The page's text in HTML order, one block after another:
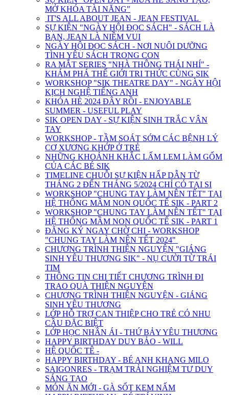
MỞ KHÓA TÀI NĂNG"
IT'S ALL ABOUT JEAN - JEAN FESTIVAL
SỰ KIỆN "NGÀY HỘI ĐỌC SÁCH" - SÁCH LÀ
BẠN, JEAN LÀ NIỀM VUI
NGÀY HỘI ĐỌC SÁCH - NƠI NUÔI DƯỠNG
TÌNH YÊU SÁCH TRONG CON
RA MẮT SERIES "NHÀ THÔNG THÁI NHÍ" -
KHÁM PHÁ THẾ GIỚI TRI THỨC CÙNG SIK
WORKSHOP "SIK THEATRE DAY" - NGÀY HỘI
KỊCH NGHỆ TIẾNG ANH
KHÓA HÈ 2024 ĐÂY RỒI - ENJOYABLE
SUMMER - USEFUL PLAY
SIK OPEN DAY - SỰ KIỆN SINH TRẮC VÂN
TAY
WORKSHOP - TẦM SOÁT SỚM CÁC BỆNH LÝ
CƠ XƯƠNG KHỚP Ở TRẺ
NHỮNG KHOẢNH KHẮC LẤM LEM LÀM GỐM
CỦA CÁC BÉ SIK
TIMELINE CHUỖI SỰ KIỆN HẤP DẪN TỪ
THÁNG 2 ĐẾN THÁNG 5/2024 CHỈ CÓ TẠI SI
WORKSHOP "CHUNG TAY LÀM NÊN TẾT" TẠI
HỆ THỐNG MẦM NON QUỐC TẾ SIK - PART 2
WORKSHOP "CHUNG TAY LÀM NÊN TẾT" TẠI
HỆ THỐNG MẦM NON QUỐC TẾ SIK - PART 1
ĐĂNG KÝ NGAY CHỜ CHI - WORKSHOP
"CHUNG TAY LÀM NÊN TẾT 2024"
CHƯƠNG TRÌNH THIỆN NGUYỆN "GIÁNG
SINH YÊU THƯƠNG SIK" - NỤ CƯỜI TỪ TRÁI
TIM
THÔNG TIN CHI TIẾT CHƯƠNG TRÌNH ĐI
TRAO QUÀ THIỆN NGUYỆN
CHƯƠNG TRÌNH THIỆN NGUYỆN - GIÁNG
SINH YÊU THƯƠNG
LỚP HỖ TRỢ CAN THIỆP CHO TRẺ CÓ NHU
CẦU ĐẶC BIỆT
LỚP HỌC NHÂN ÁI - THỨ BẢY YÊU THƯƠNG
HAPPY BIRTHDAY DUY BẢO - WILL
HỆ QUỐC TÊ -
HAPPY BIRTHDAY - BÉ ANH KHANG MILO
SAIGONRES - TRẠM TRẢI NGHIỆM TƯ DUY
SÁNG TẠO
MÓN ĂN MỚI - GÀ SỐT KEM NẤM